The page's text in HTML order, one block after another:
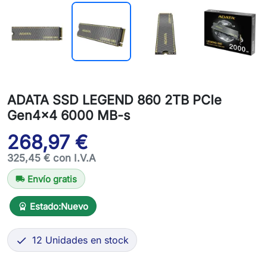
ADATA SSD LEGEND 860 2TB PCIe
Gen4x4 6000 MB-s
268,97 €
325,45 € con I.V.A
local_shipping Envío gratis
workspace_premium Estado:Nuevo
 12 Unidades en stock